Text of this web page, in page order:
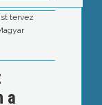
tervez
a